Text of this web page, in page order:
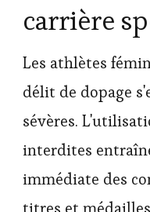
carrière
Les athlètes
délit de dopage
sévères.
interdites
immédiate des